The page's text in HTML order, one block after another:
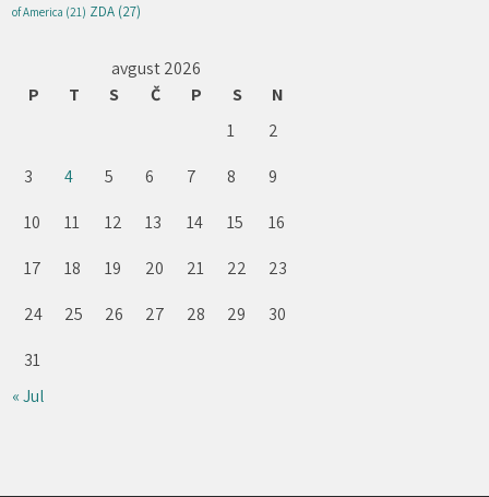
of America (21) ZDA (27)
avgust 2026
P
T S Č P S
N
1
2
3
4 5 6 7 8
9
10
11 12 13 14 15
16
17
18 19 20 21 22
23
24
25 26 27 28 29
30
31
« Jul